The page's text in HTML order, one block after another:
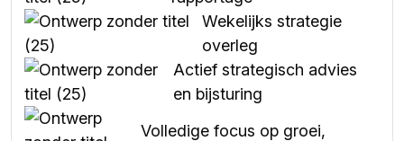
Wekelijks strategie
overleg
Actief strategisch advies
en bijsturing
Volledige focus op groei,